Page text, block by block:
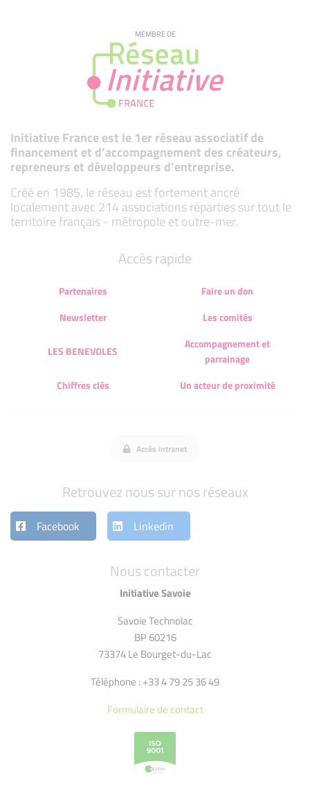
MEMBRE DE
Initiative France est le 1er réseau associatif de
financement et d’accompagnement des créateurs,
repreneurs et développeurs d’entreprise.
Créé en 1985, le réseau est fortement ancré
localement avec 214 associations réparties sur tout le
territoire français - métropole et outre-mer.
Nous contacter
Initiative Savoie
Savoie Technolac
BP 60216
73374 Le Bourget-du-Lac
Téléphone : +33 4 79 25 36 49
Formulaire de contact
Accès rapide
Partenaires
Faire un don
Newsletter
Les comités
LES BENEVOLES
Accompagnement et
parrainage
Chiffres clés
Un acteur de proximité
Accès intranet
Retrouvez nous sur nos réseaux
Facebook Linkedin